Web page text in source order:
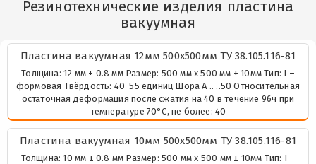
Резинотехнические изделия пластина
вакуумная
Пластина вакуумная 12мм 500х500мм ТУ 38.105.116-81
Толщина: 12 мм ± 0.8 мм Размер: 500 мм х 500 мм ± 10мм Тип: I –
формовая Твёрдость: 40-55 единиц Шора А .. ..50 Относительная
остаточная деформация после сжатия на 40 в течение 96ч при
температуре 70°С, не более: 40
Пластина вакуумная 10мм 500х500мм ТУ 38.105.116-81
Толщина: 10 мм ± 0.8 мм Размер: 500 мм х 500 мм ± 10мм Тип: I –